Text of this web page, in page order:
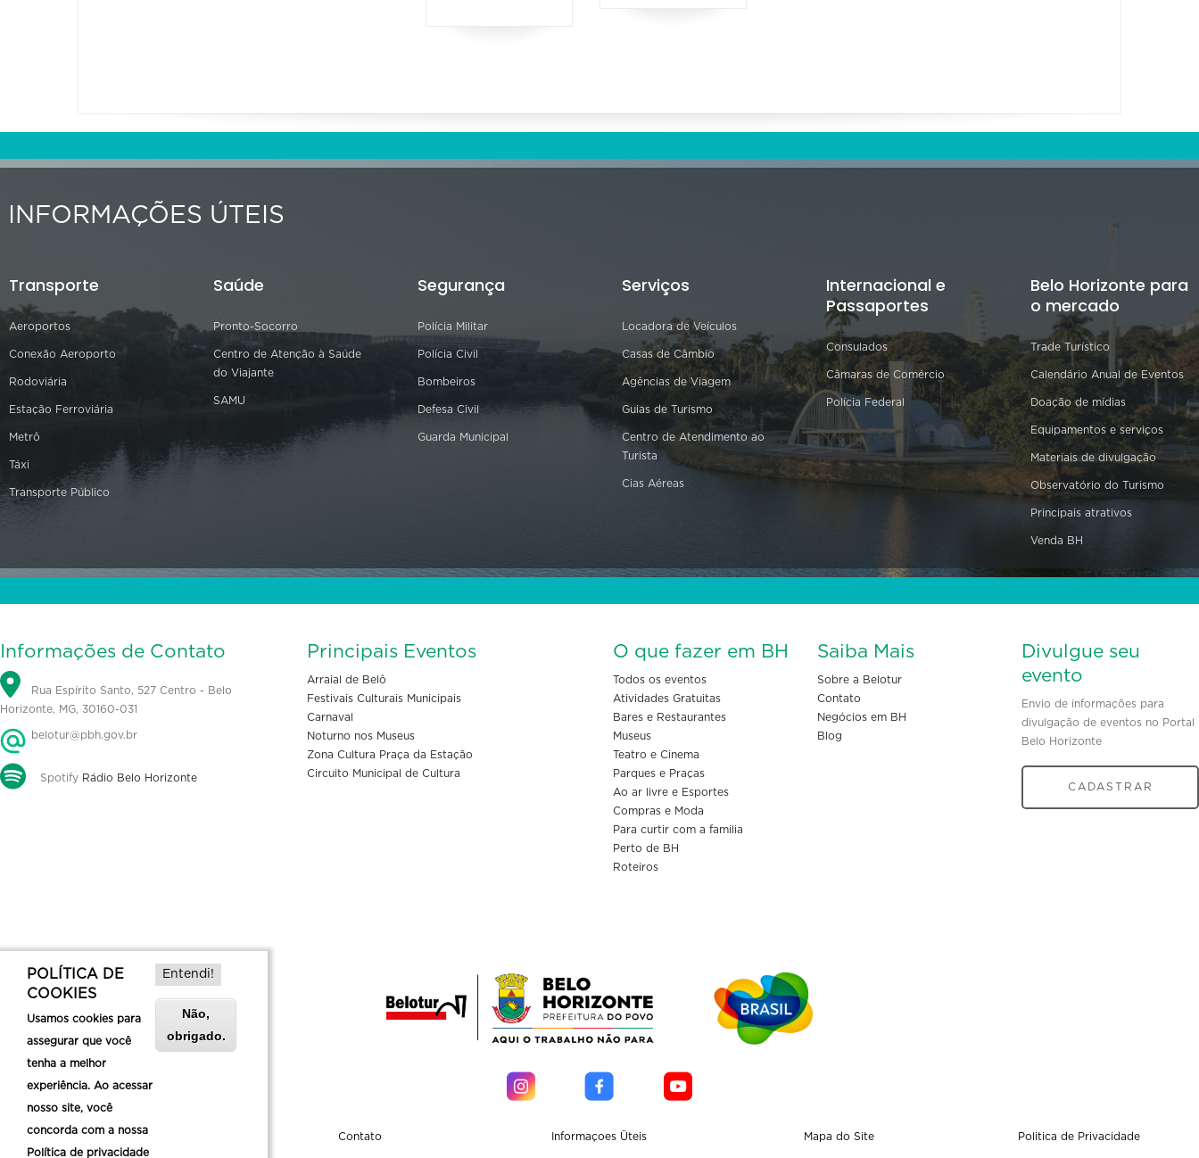
INFORMAÇÕES ÚTEIS
Transporte
Aeroportos
Conexão Aeroporto
Rodoviária
Estação Ferroviária
Metrô
Táxi
Transporte Público
Saúde
Pronto-Socorro
Centro de Atenção à Saúde
do Viajante
SAMU
Segurança
Polícia Militar
Polícia Civil
Bombeiros
Defesa Civil
Guarda Municipal
Serviços
Locadora de Veículos
Casas de Câmbio
Agências de Viagem
Guias de Turismo
Centro de Atendimento ao
Turista
Cias Aéreas
Internacional e
Passaportes
Consulados
Câmaras de Comércio
Polícia Federal
Belo Horizonte para
o mercado
Trade Turístico
Calendário Anual de Eventos
Doação de mídias
Equipamentos e serviços
Materiais de divulgação
Observatório do Turismo
Principais atrativos
Venda BH
Informações de Contato
Rua Espírito Santo, 527 Centro - Belo
Horizonte, MG, 30160-031
belotur@pbh.gov.br
Spotify Rádio Belo Horizonte
Principais Eventos
Arraial de Belô
Festivais Culturais Municipais
Carnaval
Noturno nos Museus
Zona Cultura Praça da Estação
Circuito Municipal de Cultura
O que fazer em BH
Todos os eventos
Atividades Gratuitas
Bares e Restaurantes
Museus
Teatro e Cinema
Parques e Praças
Ao ar livre e Esportes
Compras e Moda
Para curtir com a familia
Perto de BH
Roteiros
Saiba Mais
Sobre a Belotur
Contato
Negócios em BH
Blog
Divulgue seu
evento
Envio de informações para
divulgação de eventos no Portal
Belo Horizonte
CADASTRAR
Sobre a Belotur Contato Informaçoes Üteis Mapa do Site Politica de Privacidade
POLÍTICA DE
COOKIES
Usamos cookies para
assegurar que você
tenha a melhor
experiência. Ao acessar
nosso site, você
concorda com a nossa
Política de privacidade
Entendi!
Não,
obrigado.